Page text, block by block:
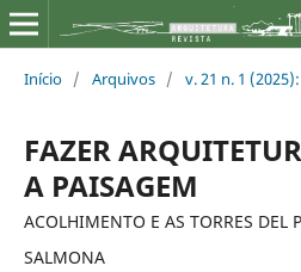
Início / Arquivos / v. 21 n. 1 (2025):
FAZER
A PAISAGEM
ACOLHIMENTO E AS TORRES DEL
SALMONA